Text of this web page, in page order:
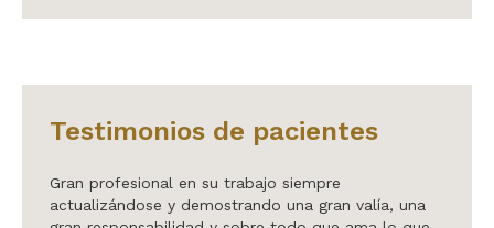
Testimonios de pacientes
Gran profesional en su trabajo siempre
actualizándose y demostrando una gran valía, una